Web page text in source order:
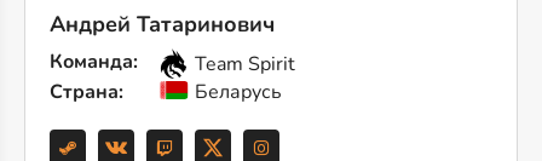
Андрей Татаринович
Команда:
Team Spirit
Страна:
Беларусь